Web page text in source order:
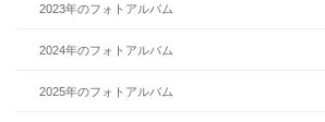
2023年のフォトアルバム
2024年のフォトアルバム
2025年のフォトアルバム